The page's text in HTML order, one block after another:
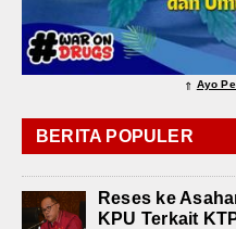
⇑ Ayo
BERITA POPULER
Reses ke
KPU Terkait